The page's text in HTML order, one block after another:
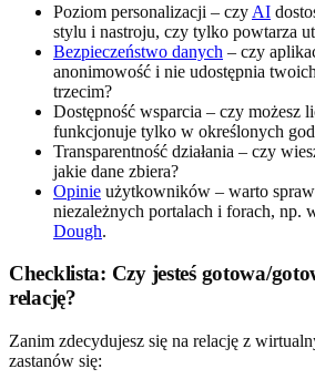
Poziom personalizacji – czy AI
stylu i nastroju, czy tylko powtarza
Bezpieczeństwo danych – czy
anonimowość i nie udostępnia
trzecim?
Dostępność wsparcia – czy możesz
funkcjonuje tylko w określonych
Transparentność działania – czy
jakie dane zbiera?
Opinie użytkowników – warto
niezależnych portalach i forach, np.
Dough.
Checklista: Czy jesteś gotowa/
relację?
Zanim zdecydujesz się na relację z
zastanów się: